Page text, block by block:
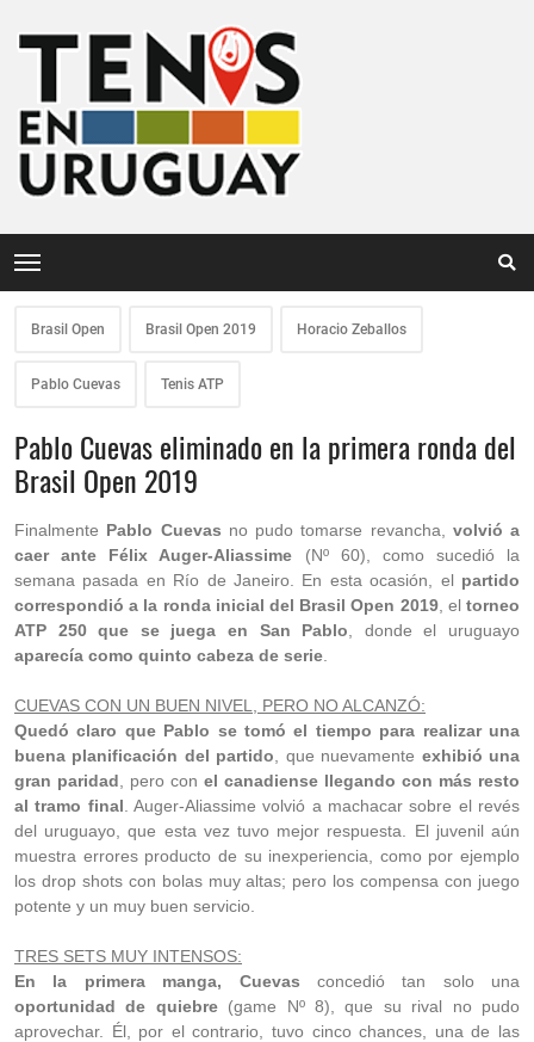
Brasil Open Brasil Open 2019 Horacio Zeballos
Pablo Cuevas Tenis ATP
Pablo Cuevas eliminado en la primera ronda del
Brasil Open 2019
Finalmente Pablo Cuevas no pudo tomarse revancha, volvió a
caer ante Félix Auger-Aliassime (Nº 60), como sucedió la
semana pasada en Río de Janeiro. En esta ocasión, el partido
correspondió a la ronda inicial del Brasil Open 2019, eltorneo
ATP 250 que se juega en San Pablo , donde el uruguayo
aparecía como quinto cabeza de serie
CUEVAS CON UN BUEN NIVEL, PERO NO ALCANZÓ:
Quedó claro que Pablo se tomó el tiempo para realizar una
buena planificación del partido , que nuevamente exhibió una
gran paridad , pero con el canadiense llegando con más resto
al tramo final . Auger-Aliassime volvió a machacar sobre el revés
del uruguayo, que esta vez tuvo mejor respuesta. El juvenil aún
muestra errores producto de su inexperiencia, como por ejemplo
los drop shots con bolas muy altas; pero los compensa con juego
potente y un muy buen servicio.
TRES SETS MUY INTENSOS:
En la primera manga, Cuevas concedió tan solo una
oportunidad de quiebre(game Nº 8), que su rival no pudo
aprovechar. Él, por el contrario, tuvo cinco chances, una de las